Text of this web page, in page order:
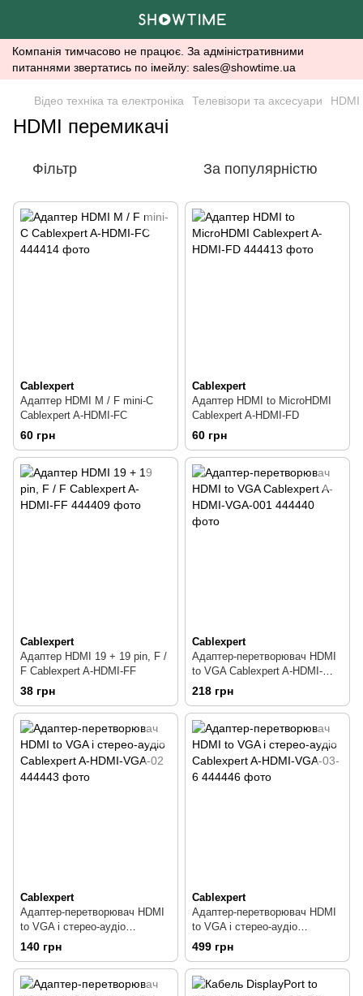
Компанія тимчасово не працює. За адміністративними
питаннями звертатись по імейлу: sales@showtime.ua
Відео техніка та електроніка Телевізори та аксесуари HDMI
HDMI перемикачі
Фільтр За популярністю
Cablexpert
Адаптер HDMI M / F mini-C
Cablexpert A-HDMI-FC
60 грн
Cablexpert
Адаптер HDMI to MicroHDMI
Cablexpert A-HDMI-FD
60 грн
Cablexpert
Адаптер HDMI 19 + 19 pin, F /
F Cablexpert A-HDMI-FF
38 грн
Cablexpert
Адаптер-перетворювач HDMI
to VGA Cablexpert A-HDMI-
VGA-001
218 грн
Cablexpert
Адаптер-перетворювач HDMI
to VGA і стерео-аудіо
Cablexpert A-HDMI-VGA-02
140 грн
Cablexpert
Адаптер-перетворювач HDMI
to VGA і стерео-аудіо
Cablexpert A-HDMI-VGA-03-6
499 грн